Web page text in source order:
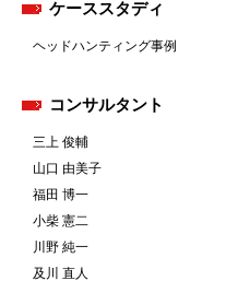
ケーススタディ
ヘッドハンティング事例
コンサルタント
三上 俊輔
山口 由美子
福田 博一
小柴 憲二
川野 純一
及川 直人